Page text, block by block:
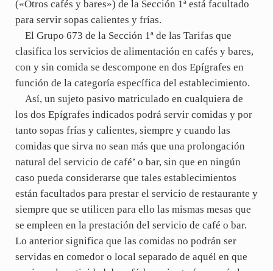
(«Otros cafés y bares») de la Sección 1ª está facultado
para servir sopas calientes y frías.
El Grupo 673 de la Sección 1ª de las Tarifas que
clasifica los servicios de alimentación en cafés y bares,
con y sin comida se descompone en dos Epígrafes en
función de la categoría específica del establecimiento.
Así, un sujeto pasivo matriculado en cualquiera de
los dos Epígrafes indicados podrá servir comidas y por
tanto sopas frías y calientes, siempre y cuando las
comidas que sirva no sean más que una prolongación
natural del servicio de café’ o bar, sin que en ningún
caso pueda considerarse que tales establecimientos
están facultados para prestar el servicio de restaurante y
siempre que se utilicen para ello las mismas mesas que
se empleen en la prestación del servicio de café o bar.
Lo anterior significa que las comidas no podrán ser
servidas en comedor o local separado de aquél en que